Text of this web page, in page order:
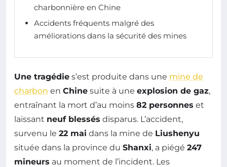
charbonnière en Chine
Accidents fréquents malgré des
améliorations dans la sécurité des mines
Une tragédie s’est produite dans une mine de
charbon en Chine suite à une explosion de gaz,
entraînant la mort d’au moins 82 personnes et
laissant neuf blessés disparus. L’accident,
survenu le 22 mai dans la mine de Liushenyu
située dans la province du Shanxi, a piégé 247
mineurs au moment de l’incident. Les